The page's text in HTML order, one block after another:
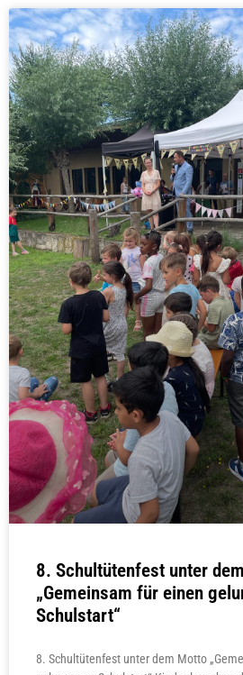
8. Schultütenfest unter
„Gemeinsam für einen
Schulstart“
8. Schultütenfest unter dem Motto